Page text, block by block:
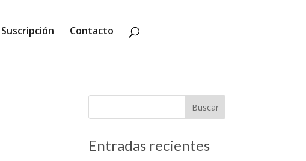
Suscripción Contacto
Entradas recientes